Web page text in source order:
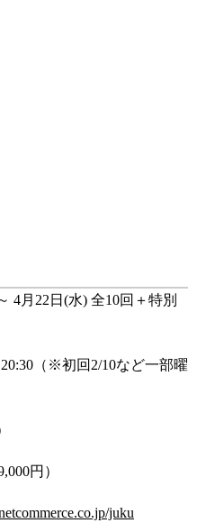
4月22日(水) 全10回＋特別
20:30（※初回2/10など一部曜
円）
juku